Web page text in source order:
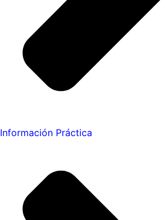
Información Práctica